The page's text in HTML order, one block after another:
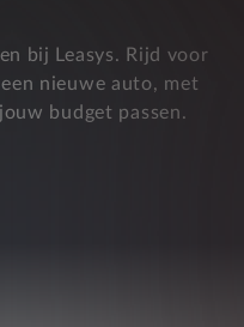
bij Leasys. Rijd voor
nieuwe auto, met
budget passen.